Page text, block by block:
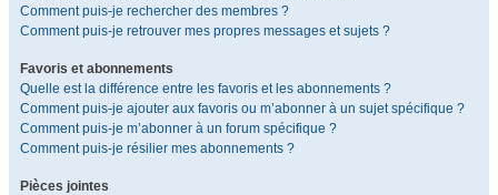
Comment puis-je rechercher des membres ?
Comment puis-je retrouver mes propres messages et sujets ?
Favoris et abonnements
Quelle est la différence entre les favoris et les abonnements ?
Comment puis-je ajouter aux favoris ou m’abonner à un sujet spécifique ?
Comment puis-je m’abonner à un forum spécifique ?
Comment puis-je résilier mes abonnements ?
Pièces jointes